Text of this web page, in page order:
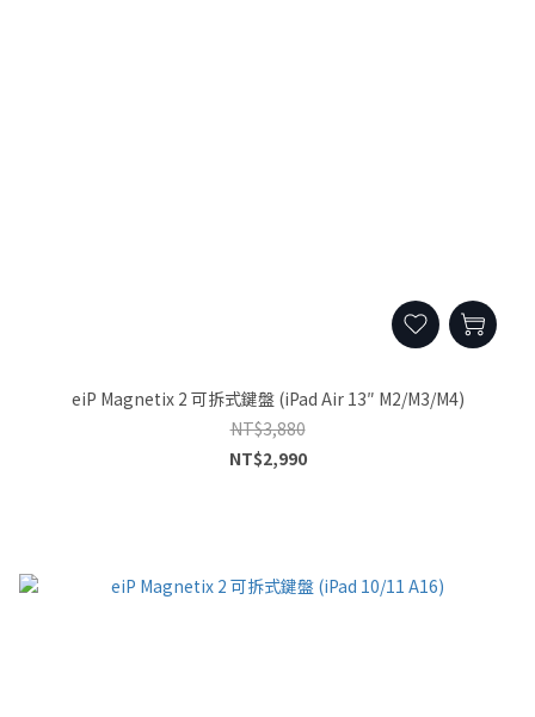
eiP Magnetix 2 可拆式鍵盤 (iPad Air 13″ M2/M3/M4)
NT$3,880
NT$2,990